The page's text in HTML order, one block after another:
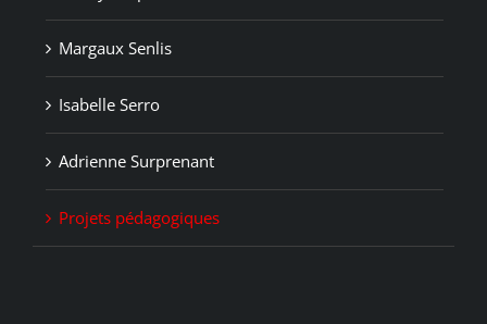
Margaux Senlis
Isabelle Serro
Adrienne Surprenant
Projets pédagogiques